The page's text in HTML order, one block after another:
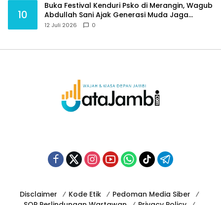
10
Buka Festival Kenduri Psko di Merangin, Wagub
Abdullah Sani Ajak Generasi Muda Jaga
Budaya dan Jauhi Narkoba
12 Juli 2026 0
Disclaimer Kode Etik
Pedoman Media Siber